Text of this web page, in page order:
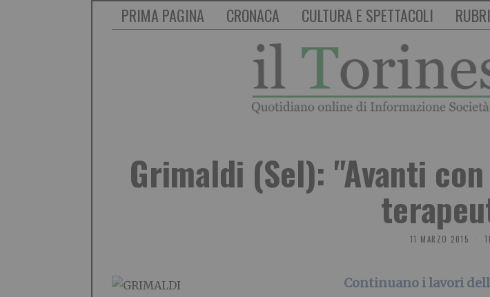
PRIMA PAGINA CRONACA CULTURA E SPETTACOLI
Grimaldi (Sel): "Avanti
11 MARZO 2015
Continuano i lavori